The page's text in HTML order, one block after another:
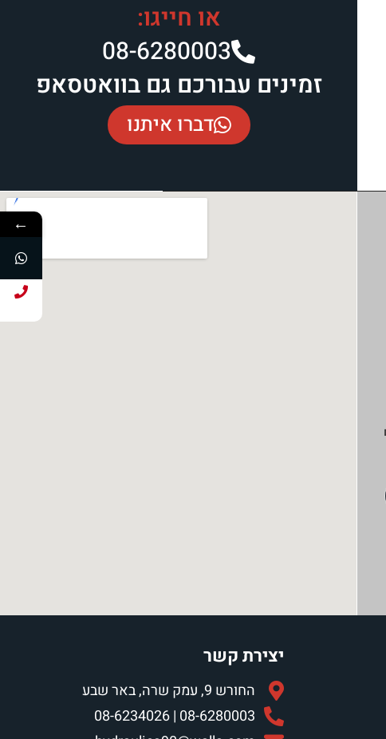
או חייגו:
08-6280003​
זמינים עבורכם גם בוואטסאפ
דברו איתנו
יצירת קשר
החורש 9, עמק שרה, באר שבע
08-6280003 | 08-6234026
←